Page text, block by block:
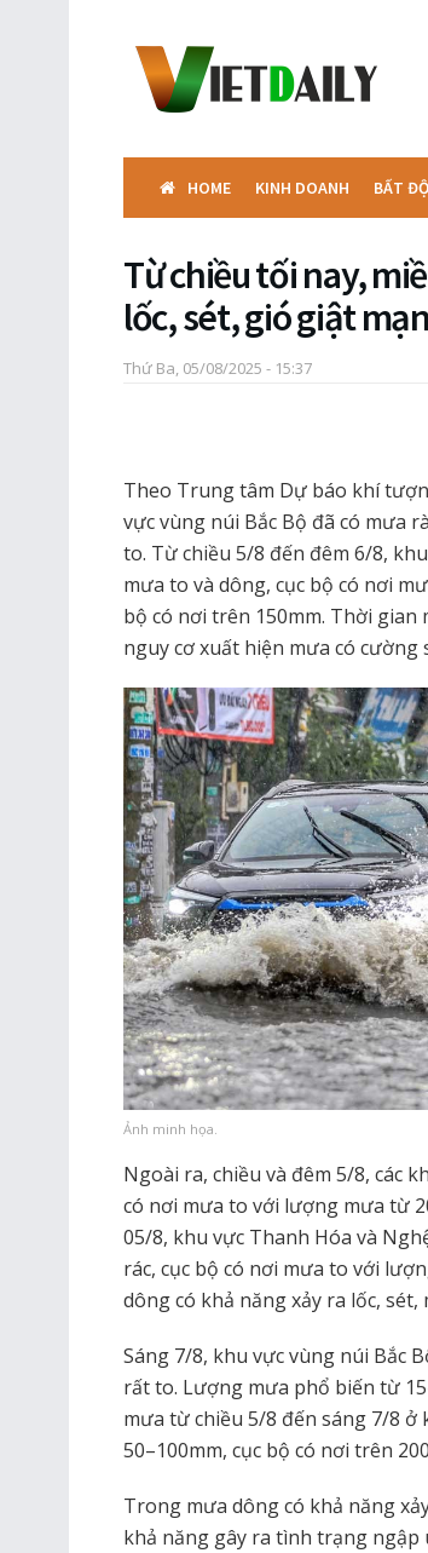
HOME KINH DOANH BẤT
Từ chiều tối nay,
lốc, sét, gió giật
Thứ Ba, 05/08/2025 - 15:37
Theo Trung tâm Dự báo khí
vực vùng núi Bắc Bộ đã có mưa
to. Từ chiều 5/8 đến đêm 6/8,
mưa to và dông, cục bộ có nơi
bộ có nơi trên 150mm. Thời gian
nguy cơ xuất hiện mưa có
Ảnh minh họa.
Ngoài ra, chiều và đêm 5/8, các
có nơi mưa to với lượng mưa từ
05/8, khu vực Thanh Hóa và
rác, cục bộ có nơi mưa to với
dông có khả năng xảy ra lốc,
Sáng 7/8, khu vực vùng núi Bắc
rất to. Lượng mưa phổ biến từ
mưa từ chiều 5/8 đến sáng 7/8
50–100mm, cục bộ có nơi trên
Trong mưa dông có khả năng
khả năng gây ra tình trạng